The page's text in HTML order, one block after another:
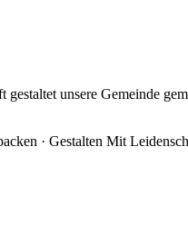
unsere Gemeinde
· Gestalten Mit